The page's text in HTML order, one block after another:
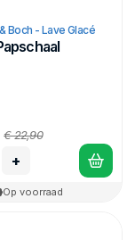
Boch - Lave Glacé
€ 22,90
+
Op voorraad